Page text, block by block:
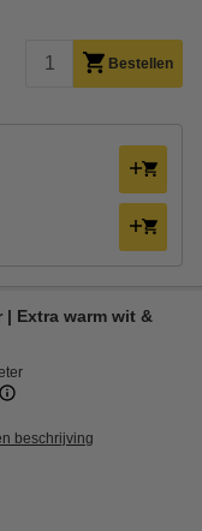
Bestellen
Extra warm wit &
beschrijving